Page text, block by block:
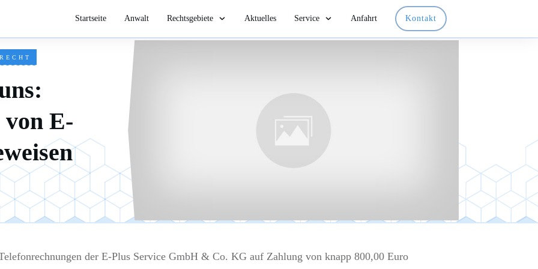
Startseite Anwalt Rechtsgebiete Aktuelles Service Anfahrt Kontakt
E-
der E-Plus Service GmbH & Co. KG auf Zahlung von knapp 800,00 Euro